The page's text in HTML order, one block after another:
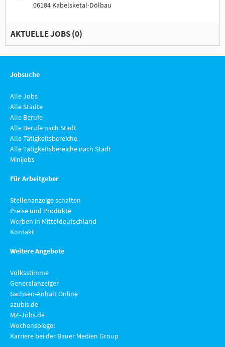
06184 Kabelsketal-Dölbau
AKTUELLE JOBS (0)
Jobsuche
Alle Jobs
Alle Städte
Alle Berufe
Alle Berufe nach Stadt
Alle Tätigkeitsbereiche
Alle Tätigkeitsbereiche nach Stadt
Minijobs
Für Arbeitgeber
Stellenanzeige schalten
Preise und Produkte
Werben in Mitteldeutschland
Kontakt
Weitere Angebote
Volksstimme
Generalanzeiger
Sachsen-Anhalt Online
azubis.de
MZ-Jobs.de
Wochenspiegel
Karriere bei der Bauer Medien Group